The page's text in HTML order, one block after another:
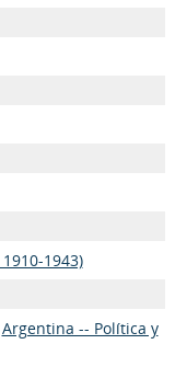
1943)
Argentina -- Política y